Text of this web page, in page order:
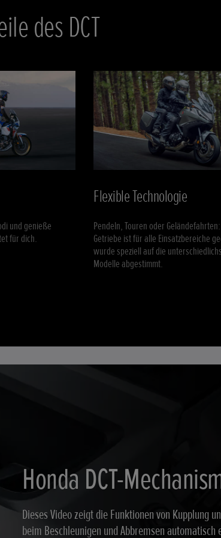
des DCT
und genieße
für dich.
Flexible Technologie
Pendeln, Touren oder Geländefahrten:
Getriebe ist für alle Einsatzbereiche
wurde speziell auf die
Modelle abgestimmt.
Honda DCT-
Dieses Video zeigt die Funktionen von Kupplung
beim Beschleunigen und Abbremsen automatisch